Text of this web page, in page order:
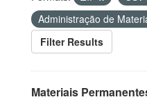
Administração de
Filter Results
Materiais